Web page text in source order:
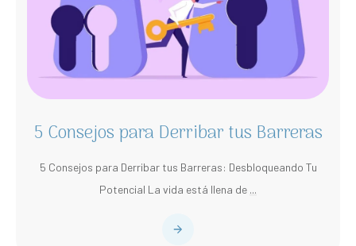
5 Consejos para Derribar tus Barreras
5 Consejos para Derribar tus Barreras: Desbloqueando Tu
Potencial La vida está llena de ...